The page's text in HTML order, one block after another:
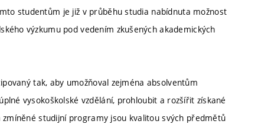
studentům je již v průběhu studia nabídnuta možnost
výzkumu pod vedením zkušených akademických
tak, aby umožňoval zejména absolventům
vysokoškolské vzdělání, prohloubit a rozšířit získané
studijní programy jsou kvalitou svých předmětů